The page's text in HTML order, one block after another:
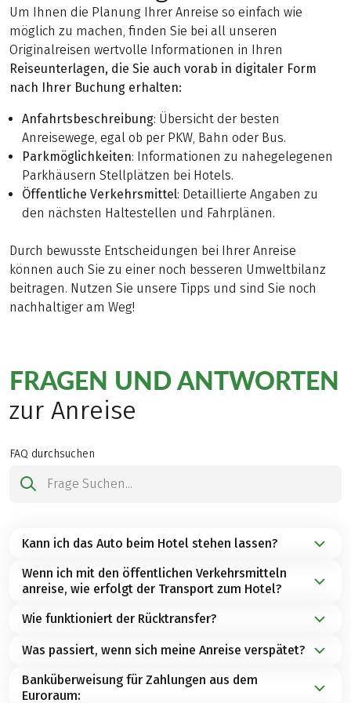
Um Ihnen die Planung Ihrer Anreise so einfach wie
möglich zu machen, finden Sie bei all unseren
Originalreisen wertvolle Informationen in Ihren
Reiseunterlagen, die Sie auch vorab in digitaler Form
nach Ihrer Buchung erhalten:
Anfahrtsbeschreibung: Übersicht der besten
Anreisewege, egal ob per PKW, Bahn oder Bus.
Parkmöglichkeiten: Informationen zu nahegelegenen
Parkhäusern Stellplätzen bei Hotels.
Öffentliche Verkehrsmittel: Detaillierte Angaben zu
den nächsten Haltestellen und Fahrplänen.
Durch bewusste Entscheidungen bei Ihrer Anreise
können auch Sie zu einer noch besseren Umweltbilanz
beitragen. Nutzen Sie unsere Tipps und sind Sie noch
nachhaltiger am Weg!
FRAGEN UND ANTWORTEN
zur Anreise
FAQ durchsuchen
Kann ich das Auto beim Hotel stehen lassen?
Das ist von Hotel zu Hotel unterschiedlich. Manche
haben eine Tiefgarage vor Ort und bieten dort
Parkplätze an, bei anderen müssen Sie nach einer
Reisespezialisten sind Ihnen dabei jederzeit
behilflich und verweisen auch auf nahegelegene
Parkhäuser.
Wenn ich mit den öffentlichen Verkehrsmitteln
anreise, wie erfolgt der Transport zum Hotel?
Der Hoteltransfer muss selbständig organisiert
Sie vom Flughafen oder Bahnhof mit dem Taxi. Oder
Sie benutzen die örtlichen Busse.
Wie funktioniert der Rücktransfer?
Der Rücktransfer zum Ausgangspunkt ist
kostenpflichtig und sollte bereits bei der
Buchung vorbestellt werden. Es handelt sich hierbei
Was passiert, wenn sich meine Anreise verspätet?
Wenn Sie sich bei der Anreise aufgrund von Stau,
Banküberweisung für Zahlungen aus dem
Euroraum: